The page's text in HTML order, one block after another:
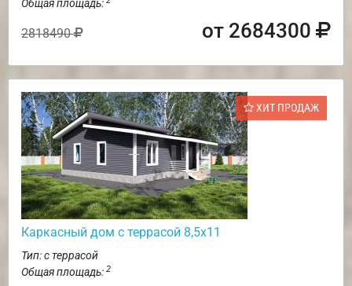
Общая площадь:
2818490 от 2684300
ХИТ ПРОДАЖ
Каркасный дом с террасой 8,5х11
Тип: с террасой
Общая площадь: 2